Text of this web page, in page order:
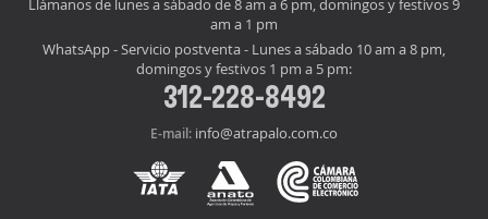
Llámanos de lunes a sábado de 8 am a 6 pm, domingos y festivos 9
am a 1 pm
WhatsApp - Servicio postventa - Lunes a sábado 10 am a 8 pm,
domingos y festivos 1 pm a 5 pm:
312-228-8492
E-mail: info@atrapalo.com.co